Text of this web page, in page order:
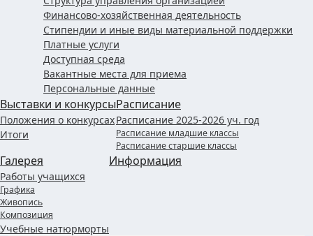
Финансово-хозяйственная деятельность
Стипендии и иные виды материальной поддержки
Платные услуги
Доступная среда
Вакантные места для приема
Персональные данные
Выставки и конкурсы
Положения о конкурсах
Итоги
Расписание
Расписание 2025-2026 уч. год
Расписание младшие классы
Расписание старшие классы
Галерея
Работы учащихся
Графика
Живопись
Композиция
Учебные натюрморты
Информация